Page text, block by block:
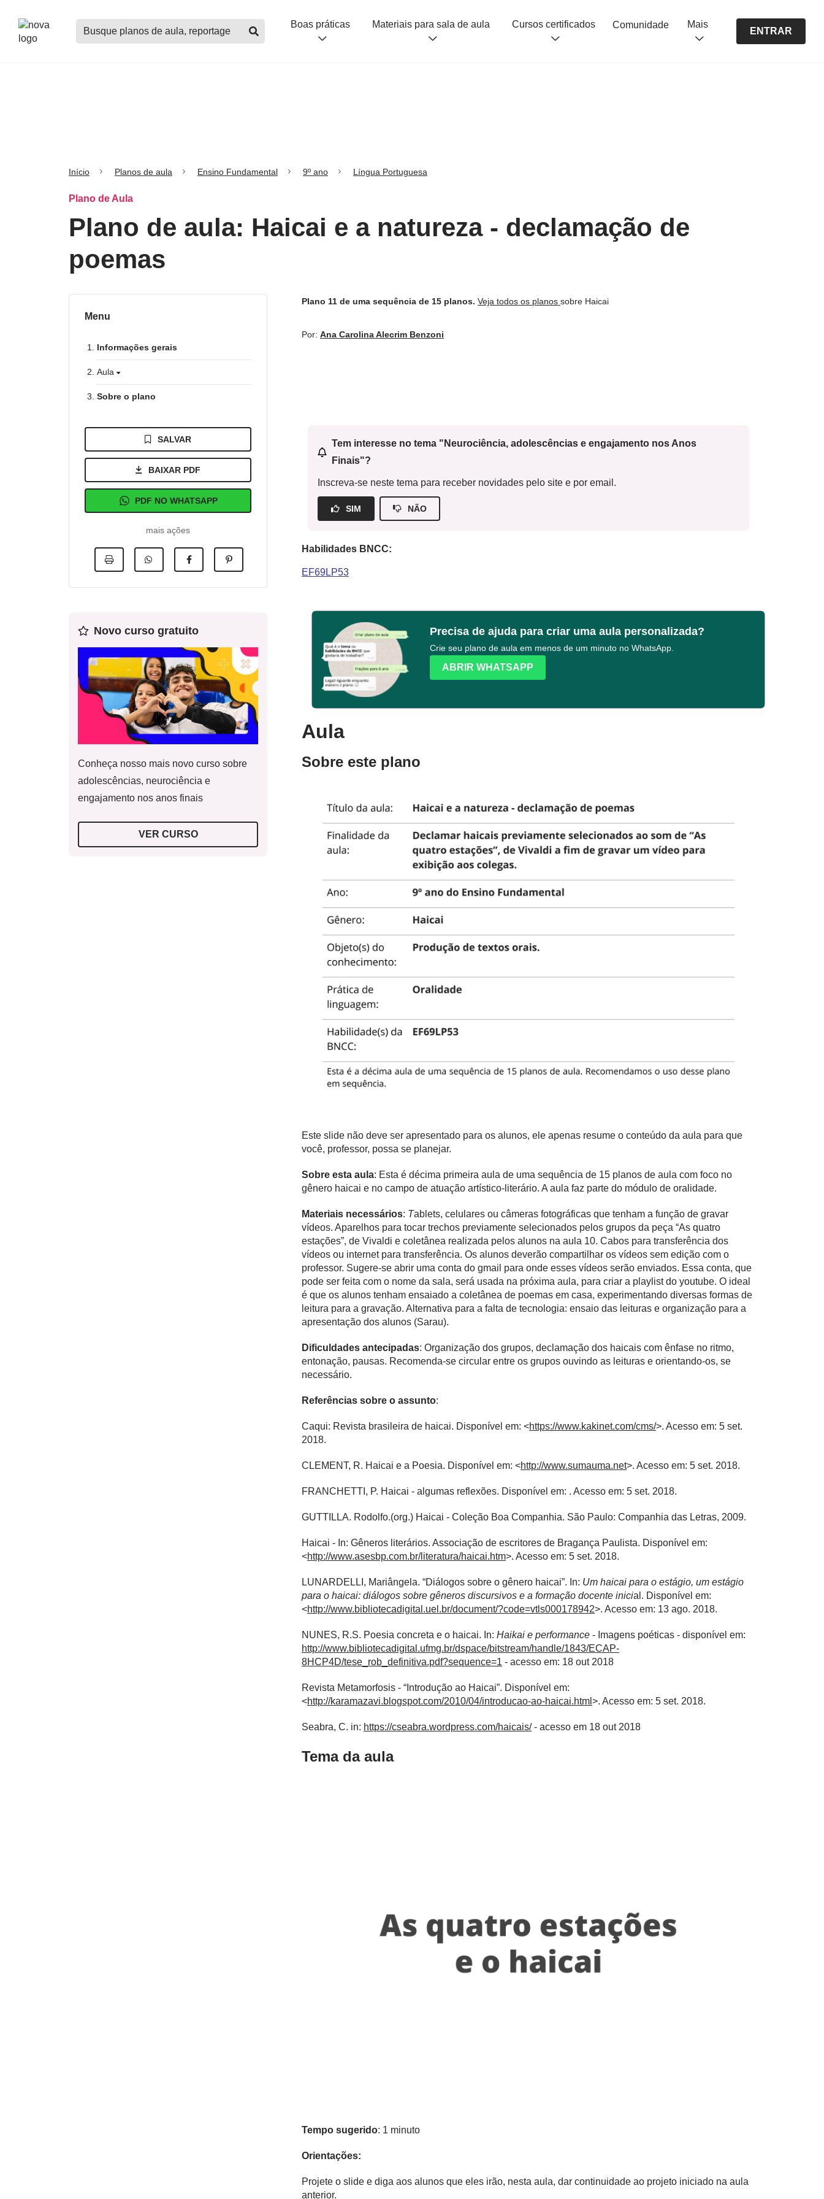
Buscar
planos
Boas práticas Materiais para sala de aula Cursos certificados Comunidade Mais
ENTRAR
Início Planos de aula Ensino Fundamental 9º ano Língua Portuguesa
Plano de Aula
Plano de aula: Haicai e a natureza - declamação de
poemas
Menu
Informações gerais
Aula
Sobre o plano
SALVAR
BAIXAR PDF
PDF NO WHATSAPP
mais ações
Novo curso gratuito
Conheça nosso mais novo curso sobre
adolescências, neurociência e
engajamento nos anos finais
VER CURSO
Plano 11 de uma sequência de 15 planos. Veja todos os planos sobre Haicai
Por: Ana Carolina Alecrim Benzoni
Tem interesse no tema "Neurociência, adolescências e engajamento nos Anos
Finais"?
Inscreva-se neste tema para receber novidades pelo site e por email.
SIM NÃO
Habilidades BNCC:
EF69LP53
Precisa de ajuda para criar uma aula personalizada?
Crie seu plano de aula em menos de um minuto no WhatsApp.
ABRIR WHATSAPP
Aula
Sobre este plano
Este slide não deve ser apresentado para os alunos, ele apenas resume o conteúdo da aula para que
você, professor, possa se planejar.
Sobre esta aula: Esta é décima primeira aula de uma sequência de 15 planos de aula com foco no
gênero haicai e no campo de atuação artístico-literário. A aula faz parte do módulo de oralidade.
Materiais necessários: Tablets, celulares ou câmeras fotográficas que tenham a função de gravar
vídeos. Aparelhos para tocar trechos previamente selecionados pelos grupos da peça “As quatro
estações”, de Vivaldi e coletânea realizada pelos alunos na aula 10. Cabos para transferência dos
vídeos ou internet para transferência. Os alunos deverão compartilhar os vídeos sem edição com o
professor. Sugere-se abrir uma conta do gmail para onde esses vídeos serão enviados. Essa conta, que
pode ser feita com o nome da sala, será usada na próxima aula, para criar a playlist do youtube. O ideal
é que os alunos tenham ensaiado a coletânea de poemas em casa, experimentando diversas formas de
leitura para a gravação. Alternativa para a falta de tecnologia: ensaio das leituras e organização para a
apresentação dos alunos (Sarau).
Dificuldades antecipadas: Organização dos grupos, declamação dos haicais com ênfase no ritmo,
entonação, pausas. Recomenda-se circular entre os grupos ouvindo as leituras e orientando-os, se
necessário.
Referências sobre o assunto:
Caqui: Revista brasileira de haicai. Disponível em: <https://www.kakinet.com/cms/>. Acesso em: 5 set.
2018.
CLEMENT, R. Haicai e a Poesia. Disponível em: <http://www.sumauma.net>. Acesso em: 5 set. 2018.
FRANCHETTI, P. Haicai - algumas reflexões. Disponível em: . Acesso em: 5 set. 2018.
GUTTILLA. Rodolfo.(org.) Haicai - Coleção Boa Companhia. São Paulo: Companhia das Letras, 2009.
Haicai - In: Gêneros literários. Associação de escritores de Bragança Paulista. Disponível em:
<http://www.asesbp.com.br/literatura/haicai.htm>. Acesso em: 5 set. 2018.
LUNARDELLI, Mariângela. “Diálogos sobre o gênero haicai”. In: Um haicai para o estágio, um estágio
para o haicai: diálogos sobre gêneros discursivos e a formação docente inicial. Disponível em:
<http://www.bibliotecadigital.uel.br/document/?code=vtls000178942>. Acesso em: 13 ago. 2018.
NUNES, R.S. Poesia concreta e o haicai. In: Haikai e performance - Imagens poéticas - disponível em:
http://www.bibliotecadigital.ufmg.br/dspace/bitstream/handle/1843/ECAP-
8HCP4D/tese_rob_definitiva.pdf?sequence=1 - acesso em: 18 out 2018
Revista Metamorfosis - “Introdução ao Haicai”. Disponível em:
<http://karamazavi.blogspot.com/2010/04/introducao-ao-haicai.html >. Acesso em: 5 set. 2018.
Seabra, C. in: https://cseabra.wordpress.com/haicais/- acesso em 18 out 2018
Tema da aula
Tempo sugerido: 1 minuto
Orientações:
Projete o slide e diga aos alunos que eles irão, nesta aula, dar continuidade ao projeto iniciado na aula
anterior.